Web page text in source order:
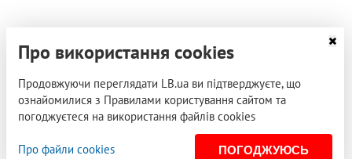
Про використання cookies
Продовжуючи переглядати LB.ua ви підтверджуєте, що
ознайомилися з Правилами користування сайтом та
погоджуєтеся на використання файлів cookies
Про файли cookies ПОГОДЖУЮСЬ